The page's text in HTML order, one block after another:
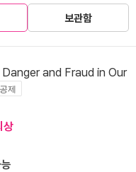
보관함
and Fraud in Our
제
상